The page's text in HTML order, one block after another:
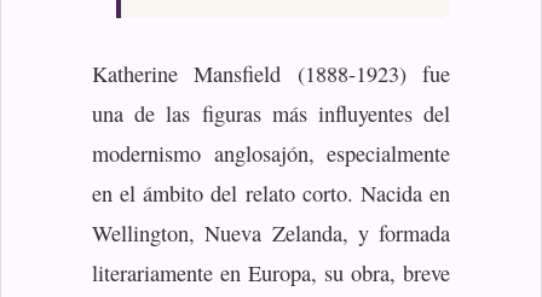
Katherine Mansfield (1888-1923) fue
una de las figuras más influyentes del
modernismo anglosajón, especialmente
en el ámbito del relato corto. Nacida en
Wellington, Nueva Zelanda, y formada
literariamente en Europa, su obra, breve